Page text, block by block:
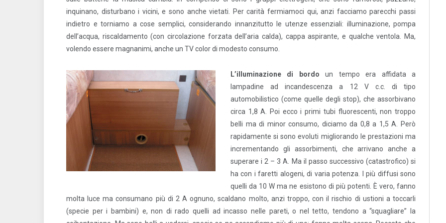
inquinano, disturbano i vicini, e sono anche vietati. Per carità fermiamoci qui, anzi facciamo parecchi passi
indietro e torniamo a cose semplici, considerando innanzitutto le utenze essenziali: illuminazione, pompa
dell’acqua, riscaldamento (con circolazione forzata dell’aria calda), cappa aspirante, e qualche ventola. Ma,
volendo essere magnanimi, anche un TV color di modesto consumo.
L’illuminazione di bordo un tempo era affidata a
lampadine ad incandescenza a 12 V c.c. di tipo
automobilistico (come quelle degli stop), che assorbivano
circa 1,8 A. Poi ecco i primi tubi fluorescenti, non troppo
belli ma di minor consumo, diciamo da 0,8 a 1,5 A. Però
rapidamente si sono evoluti migliorando le prestazioni ma
incrementando gli assorbimenti, che arrivano anche a
superare i 2 – 3 A. Ma il passo successivo (catastrofico) si
ha con i faretti alogeni, di varia potenza. I più diffusi sono
quelli da 10 W ma ne esistono di più potenti. È vero, fanno
molta luce ma consumano più di 2 A ognuno, scaldano molto, anzi troppo, con il rischio di ustioni a toccarli
(specie per i bambini) e, non di rado quelli ad incasso nelle pareti, o nel tetto, tendono a “squagliare” la